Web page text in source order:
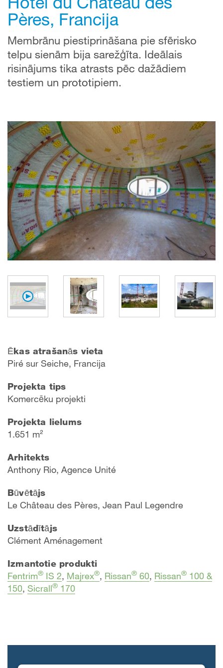
Pères, Francija
Membrānu piestiprināšana pie sfērisko
telpu sienām bija sarežģīta. Ideālais
risinājums tika atrasts pēc dažādiem
testiem un prototipiem.
Ēkas atrašanās vieta
Piré sur Seiche, Francija
Projekta tips
Komercēku projekti
Projekta lielums
1.651 m²
Arhitekts
Anthony Rio, Agence Unité
Būvētājs
Le Château des Pères, Jean Paul Legendre
Uzstādītājs
Clément Aménagement
Izmantotie produkti
Fentrim® IS 2, Majrex®, Rissan® 60, Rissan® 100 &
150, Sicrall® 170